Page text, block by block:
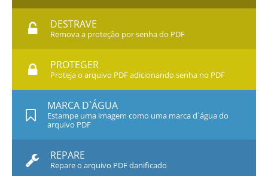
DESTRAVE
Remova a proteção por senha do PDF
PROTEGER
Proteja o arquivo PDF adicionando senha no PDF
MARCA D`ÁGUA
Estampe uma imagem como uma marca d`água do
arquivo PDF
REPARE
Repare o arquivo PDF danificado